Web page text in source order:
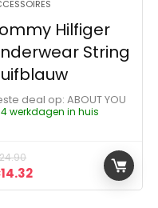
Hilfiger
String
deal op:
ABOUT YOU
werkdagen in huis
24.90
prijs
14.32Huidige prijs is: